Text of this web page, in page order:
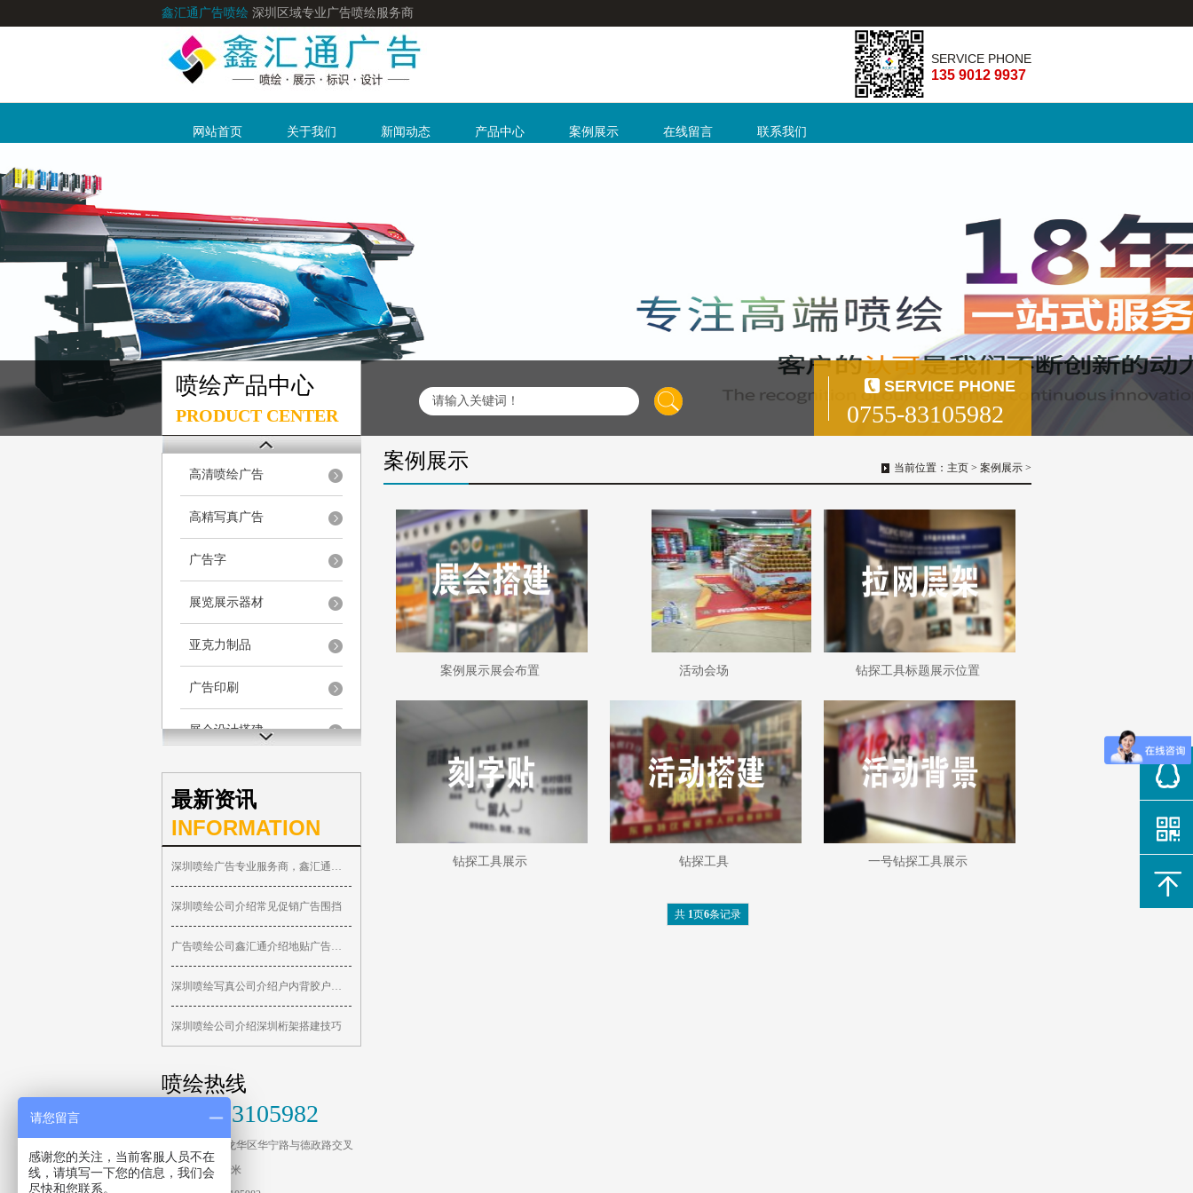
鑫汇通广告喷绘 深圳区域专业广告喷绘服务商
SERVICE PHONE
135 9012 9937
网站首页 关于我们 新闻动态 产品中心 案例展示 在线留言 联系我们
喷绘产品中心
PRODUCT CENTER
SERVICE PHONE
0755-83105982
高清喷绘广告
高精写真广告
广告字
展览展示器材
亚克力制品
广告印刷
展会设计搭建
广告工程安装
最新资讯
INFORMATION
深圳喷绘广告专业服务商，鑫汇通广告喷
深圳喷绘公司介绍常见促销广告围挡
广告喷绘公司鑫汇通介绍地贴广告优势
深圳喷绘写真公司介绍户内背胶户内PP胶
深圳喷绘公司介绍深圳桁架搭建技巧
喷绘热线
0755-83105982
地址：深圳市龙华区华宁路与德政路交叉
路口往南约150米
案例展示 当前位置： 主页 > 案例展示 >
案例展示展会布置 活动会场 钻探工具标题展示位置
钻探工具展示 钻探工具 一号钻探工具展示
共 1页6条记录
请您留言
感谢您的关注，当前客服人员不在
线，请填写一下您的信息，我们会
尽快和您联系。